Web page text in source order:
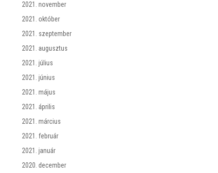
2021. november
2021. október
2021. szeptember
2021. augusztus
2021. július
2021. június
2021. május
2021. április
2021. március
2021. február
2021. január
2020. december